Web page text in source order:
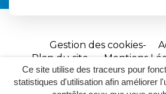
Ce site utilise des traceurs pour
statistiques d'utilisation afin améliorer
Gestion des cookies
Plan du site
Mentions
Site